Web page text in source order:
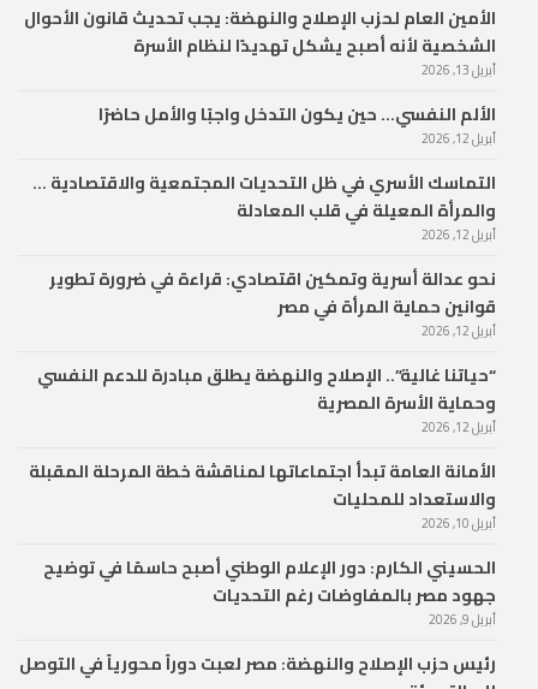
الأمين العام لحزب الإصلاح والنهضة: يجب تحديث قانون الأحوال
الشخصية لأنه أصبح يشكل تهديدًا لنظام الأسرة
أبريل 13, 2026
الألم النفسي… حين يكون التدخل واجبًا والأمل حاضرًا
أبريل 12, 2026
التماسك الأسري في ظل التحديات المجتمعية والاقتصادية …
والمرأة المعيلة في قلب المعادلة
أبريل 12, 2026
نحو عدالة أسرية وتمكين اقتصادي: قراءة في ضرورة تطوير
قوانين حماية المرأة في مصر
أبريل 12, 2026
“حياتنا غالية”.. الإصلاح والنهضة يطلق مبادرة للدعم النفسي
وحماية الأسرة المصرية
أبريل 12, 2026
الأمانة العامة تبدأ اجتماعاتها لمناقشة خطة المرحلة المقبلة
والاستعداد للمحليات
أبريل 10, 2026
الحسيني الكارم: دور الإعلام الوطني أصبح حاسمًا في توضيح
جهود مصر بالمفاوضات رغم التحديات
أبريل 9, 2026
رئيس حزب الإصلاح والنهضة: مصر لعبت دوراً محورياً في التوصل